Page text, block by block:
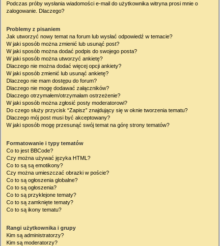
Podczas próby wysłania wiadomości e-mail do użytkownika witryna prosi mnie o
zalogowanie. Dlaczego?
Problemy z pisaniem
Jak utworzyć nowy temat na forum lub wysłać odpowiedź w temacie?
W jaki sposób można zmienić lub usunąć post?
W jaki sposób można dodać podpis do swojego posta?
W jaki sposób można utworzyć ankietę?
Dlaczego nie można dodać więcej opcji ankiety?
W jaki sposób zmienić lub usunąć ankietę?
Dlaczego nie mam dostępu do forum?
Dlaczego nie mogę dodawać załączników?
Dlaczego otrzymałem/otrzymałam ostrzeżenie?
W jaki sposób można zgłosić posty moderatorowi?
Do czego służy przycisk “Zapisz” znajdujący się w oknie tworzenia tematu?
Dlaczego mój post musi być akceptowany?
W jaki sposób mogę przesunąć swój temat na górę strony tematów?
Formatowanie i typy tematów
Co to jest BBCode?
Czy można używać języka HTML?
Co to są są emotikony?
Czy można umieszczać obrazki w poście?
Co to są ogłoszenia globalne?
Co to są ogłoszenia?
Co to są przyklejone tematy?
Co to są zamknięte tematy?
Co to są ikony tematu?
Rangi użytkownika i grupy
Kim są administratorzy?
Kim są moderatorzy?